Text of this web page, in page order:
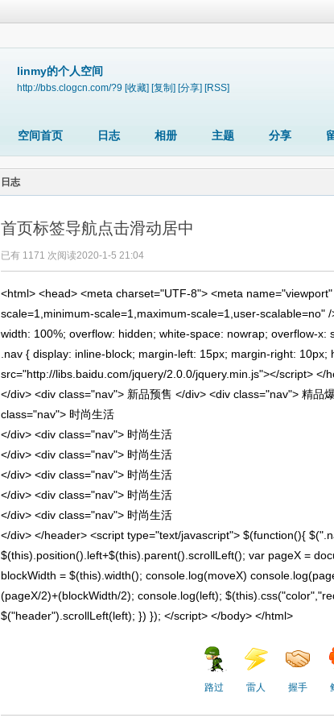
linmy的个人空间
http://bbs.clogcn.com/?9 [收藏] [复制] [分享] [RSS]
空间首页 日志 相册 主题 分享
日志
首页标签导航点击滑动居中
已有 1171 次阅读2020-1-5 21:04
<html> <head> <meta charset="UTF-8"> <meta name="viewport"
scale=1,minimum-scale=1,maximum-scale=1,user-scalable=no" /
width: 100%; overflow: hidden; white-space: nowrap; overflow-x:
.nav { display: inline-block; margin-left: 15px; margin-right: 10px;
src="http://libs.baidu.com/jquery/2.0.0/jquery.min.js"></script> </
</div> <div class="nav"> 新品预售 </div> <div class="nav"> 精品
class="nav"> 时尚生活
</div> <div class="nav"> 时尚生活
</div> <div class="nav"> 时尚生活
</div> <div class="nav"> 时尚生活
</div> <div class="nav"> 时尚生活
</div> <div class="nav"> 时尚生活
</div> </header> <script type="text/javascript"> $(function(){ $(
$(this).position().left+$(this).parent().scrollLeft(); var pageX =
blockWidth = $(this).width(); console .log(moveX) console
(pageX/2)+(blockWidth/2); console .log(left); $(this).css("color"
$("header").scrollLeft(left); }) }); </script> </body> </html>
路过 雷人 握手